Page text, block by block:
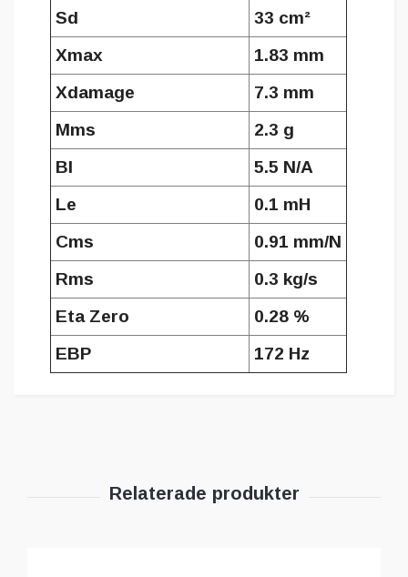
Sd
33 cm²
Xmax
1.83 mm
Xdamage
7.3 mm
Mms
2.3 g
Bl
5.5 N/A
Le
0.1 mH
Cms
0.91 mm/N
Rms
0.3 kg/s
Eta Zero
0.28 %
EBP
172 Hz